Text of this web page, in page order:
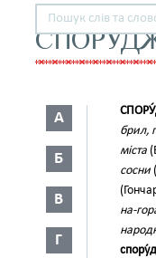
А
Б
В
Г
брил,
міста
сосни
на-